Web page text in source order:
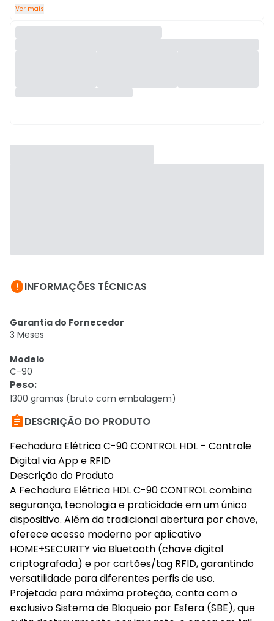
Ver mais
INFORMAÇÕES TÉCNICAS
Garantia do Fornecedor
3 Meses
Modelo
C-90
Peso:
1300 gramas (bruto com embalagem)
DESCRIÇÃO DO PRODUTO
Fechadura Elétrica C-90 CONTROL HDL – Controle
Digital via App e RFID
Descrição do Produto
A Fechadura Elétrica HDL C-90 CONTROL combina
segurança, tecnologia e praticidade em um único
dispositivo. Além da tradicional abertura por chave,
oferece acesso moderno por aplicativo
HOME+SECURITY via Bluetooth (chave digital
criptografada) e por cartões/tag RFID, garantindo
versatilidade para diferentes perfis de uso.
Projetada para máxima proteção, conta com o
exclusivo Sistema de Bloqueio por Esfera (SBE), que